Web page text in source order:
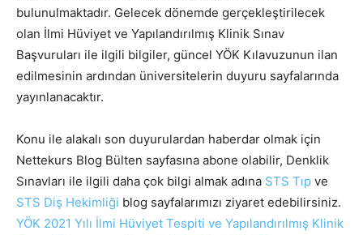
bulunulmaktadır. Gelecek dönemde gerçekleştirilecek
olan İlmi Hüviyet ve Yapılandırılmış Klinik Sınav
Başvuruları ile ilgili bilgiler, güncel YÖK Kılavuzunun ilan
edilmesinin ardından üniversitelerin duyuru sayfalarında
yayınlanacaktır.
Konu ile alakalı son duyurulardan haberdar olmak için
Nettekurs Blog Bülten sayfasına abone olabilir, Denklik
Sınavları ile ilgili daha çok bilgi almak adına STS Tıp ve
STS Diş Hekimliği blog sayfalarımızı ziyaret edebilirsiniz.
YÖK 2021 Yılı İlmi Hüviyet Tespiti ve Yapılandırılmış Klinik